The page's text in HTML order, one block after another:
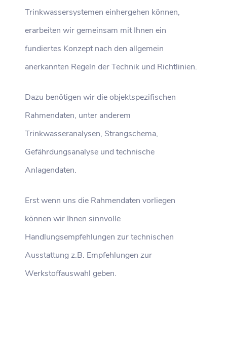
Trinkwassersystemen einhergehen können,
erarbeiten wir gemeinsam mit Ihnen ein
fundiertes Konzept nach den allgemein
anerkannten Regeln der Technik und Richtlinien.
Dazu benötigen wir die objektspezifischen
Rahmendaten, unter anderem
Trinkwasseranalysen, Strangschema,
Gefährdungsanalyse und technische
Anlagendaten.
Erst wenn uns die Rahmendaten vorliegen
können wir Ihnen sinnvolle
Handlungsempfehlungen zur technischen
Ausstattung z.B. Empfehlungen zur
Werkstoffauswahl geben.